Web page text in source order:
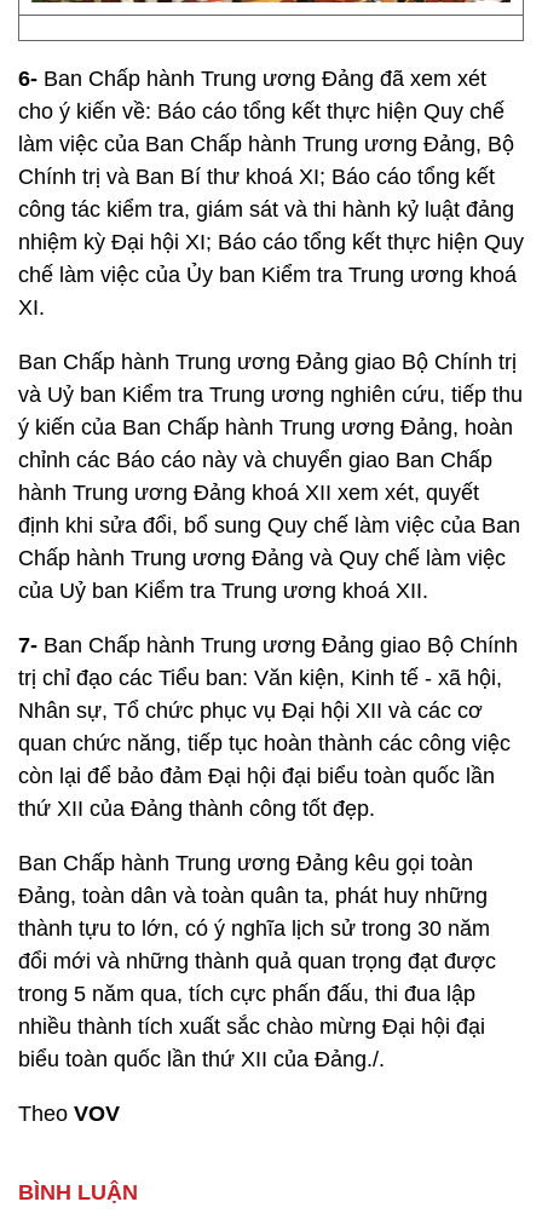
6- Ban Chấp hành Trung ương Đảng đã xem xét
cho ý kiến về: Báo cáo tổng kết thực hiện Quy chế
làm việc của Ban Chấp hành Trung ương Đảng, Bộ
Chính trị và Ban Bí thư khoá XI; Báo cáo tổng kết
công tác kiểm tra, giám sát và thi hành kỷ luật đảng
nhiệm kỳ Đại hội XI; Báo cáo tổng kết thực hiện Quy
chế làm việc của Ủy ban Kiểm tra Trung ương khoá
XI.
Ban Chấp hành Trung ương Đảng giao Bộ Chính trị
và Uỷ ban Kiểm tra Trung ương nghiên cứu, tiếp thu
ý kiến của Ban Chấp hành Trung ương Đảng, hoàn
chỉnh các Báo cáo này và chuyển giao Ban Chấp
hành Trung ương Đảng khoá XII xem xét, quyết
định khi sửa đổi, bổ sung Quy chế làm việc của Ban
Chấp hành Trung ương Đảng và Quy chế làm việc
của Uỷ ban Kiểm tra Trung ương khoá XII.
7- Ban Chấp hành Trung ương Đảng giao Bộ Chính
trị chỉ đạo các Tiểu ban: Văn kiện, Kinh tế - xã hội,
Nhân sự, Tổ chức phục vụ Đại hội XII và các cơ
quan chức năng, tiếp tục hoàn thành các công việc
còn lại để bảo đảm Đại hội đại biểu toàn quốc lần
thứ XII của Đảng thành công tốt đẹp.
Ban Chấp hành Trung ương Đảng kêu gọi toàn
Đảng, toàn dân và toàn quân ta, phát huy những
thành tựu to lớn, có ý nghĩa lịch sử trong 30 năm
đổi mới và những thành quả quan trọng đạt được
trong 5 năm qua, tích cực phấn đấu, thi đua lập
nhiều thành tích xuất sắc chào mừng Đại hội đại
biểu toàn quốc lần thứ XII của Đảng./.
Theo VOV